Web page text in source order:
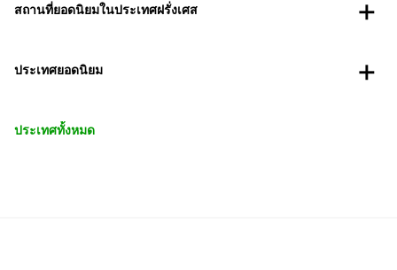
สถานที่ยอดนิยมในประเทศฝรั่งเศส
ประเทศยอดนิยม
ประเทศทั้งหมด